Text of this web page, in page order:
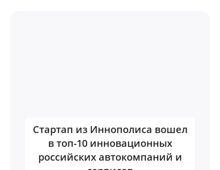
Стартап из Иннополиса вошел
в топ-10 инновационных
российских автокомпаний и